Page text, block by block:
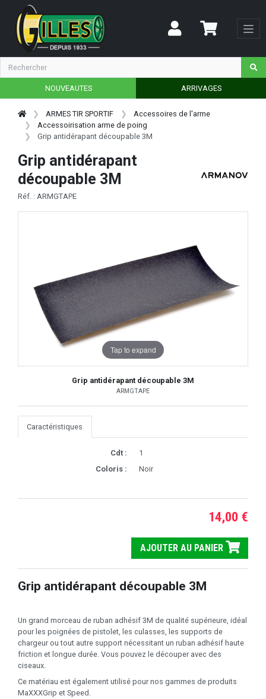
NOUVEAUTES ARRIVAGES
ARMES TIR SPORTIF
Accessoires de l'arme
Accessoirisation arme de poing
Grip antidérapant découpable 3M
Grip antidérapant
découpable 3M
Réf. : ARMGTAPE
Tap to expand
Grip antidérapant découpable 3M
ARMGTAPE
Caractéristiques
Cdt :
1
Coloris :
Noir
14,00 €
AJOUTER AU PANIER
Grip antidérapant découpable 3M
Un grand morceau de ruban adhésif 3M de qualité supérieure, idéal
pour les poignées de pistolet, les culasses, les supports de
chargeur ou tout autre support nécessitant un ruban adhésif haute
friction et longue durée. Vous pouvez le découper avec des
ciseaux.
Ce matériau est également utilisé pour nos gammes de produits
MaXXXGrip et Speed.